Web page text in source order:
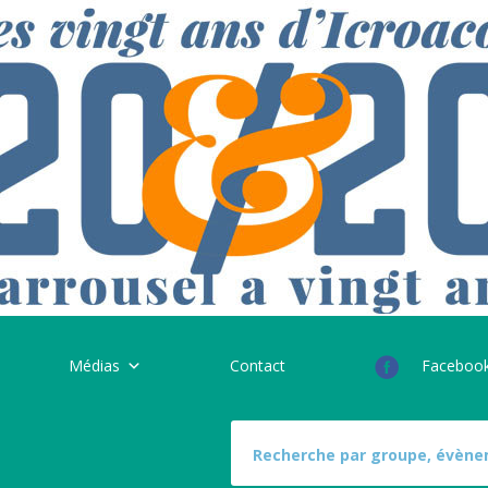
Médias Contact